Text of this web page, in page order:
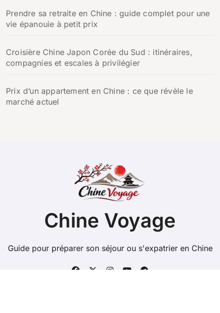
Prendre sa retraite en Chine : guide complet pour une
vie épanouie à petit prix
Croisière Chine Japon Corée du Sud : itinéraires,
compagnies et escales à privilégier
Prix d’un appartement en Chine : ce que révèle le
marché actuel
Chine Voyage
Guide pour préparer son séjour ou s'expatrier en Chine